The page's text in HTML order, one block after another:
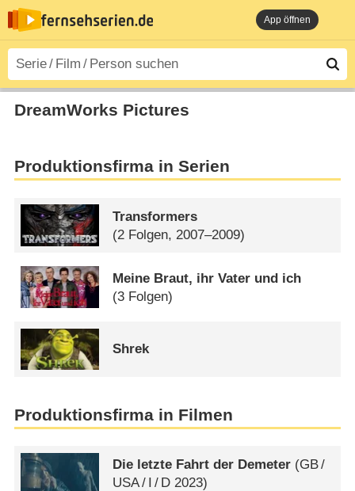
App öffnen
DreamWorks Pictures
Produktionsfirma in Serien
Transformers
(2 Folgen, 2007–2009)
Meine Braut, ihr Vater und ich
(3 Folgen)
Shrek
Produktionsfirma in Filmen
Die letzte Fahrt der Demeter (GB/
USA/ I / D 2023)